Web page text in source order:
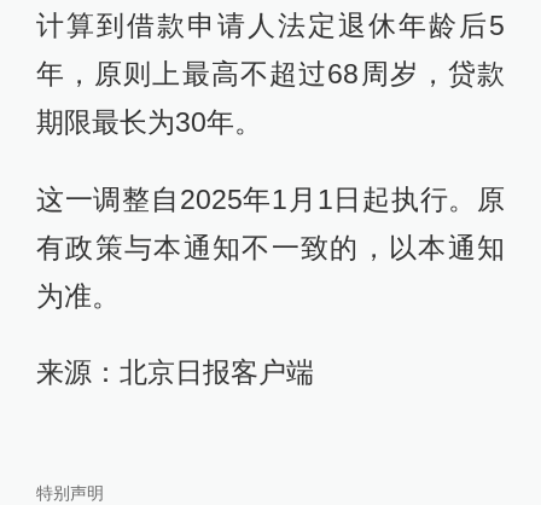
计算到借款申请人法定退休年龄后5
年，原则上最高不超过68周岁，贷款
期限最长为30年。
这一调整自2025年1月1日起执行。原
有政策与本通知不一致的，以本通知
为准。
来源：北京日报客户端
特别声明